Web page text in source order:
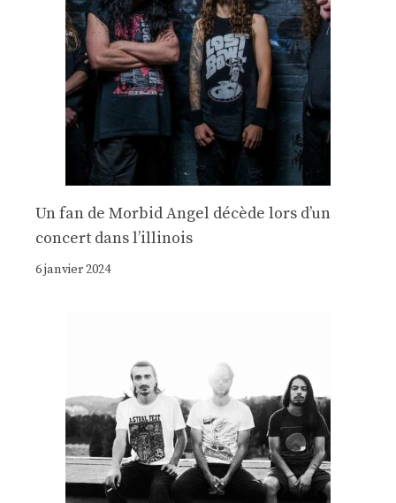
Un fan de Morbid Angel décède lors d’un
concert dans l’illinois
6 janvier 2024